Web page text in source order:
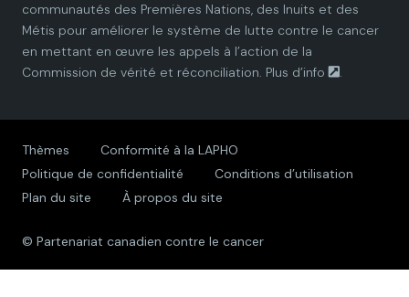
r
t
e
h
r
t
e
h
r
t
e
h
r
t
e
h
r
t
h
communautés des Premières Nations, des Inuits et des
Métis pour améliorer le système de lutte contre le cancer
en mettant en œuvre les appels à l’action de la
Commission de vérité et réconciliation. Plus d’info .
Thèmes
Conformité à la LAPHO
Politique de confidentialité
Conditions d’utilisation
Plan du site
À propos du site
© Partenariat canadien contre le cancer